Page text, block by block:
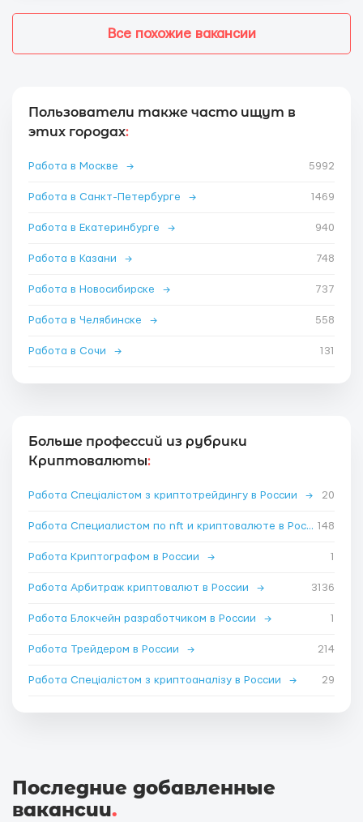
Все похожие вакансии
Пользователи также часто ищут в
этих городах:
Работа в Москве → 5992
Работа в Санкт-Петербурге → 1469
Работа в Екатеринбурге → 940
Работа в Казани → 748
Работа в Новосибирске → 737
Работа в Челябинске → 558
Работа в Сочи → 131
Больше профессий из рубрики
Криптовалюты:
Работа Спеціалістом з криптотрейдингу в России → 20
Работа Специалистом по nft и криптовалюте в России →
148
Работа Криптографом в России → 1
Работа Арбитраж криптовалют в России → 3136
Работа Блокчейн разработчиком в России → 1
Работа Трейдером в России → 214
Работа Спеціалістом з криптоаналізу в России → 29
Последние добавленные
вакансии.